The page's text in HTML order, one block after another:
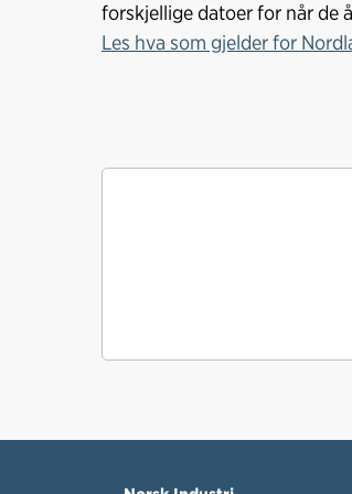
forskjellige datoer for når de
Les hva som gjelder for